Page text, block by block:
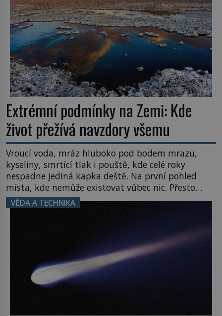
Extrémní podmínky na Zemi: Kde
život přežívá navzdory všemu
Vroucí voda, mráz hluboko pod bodem mrazu,
kyseliny, smrtící tlak i pouště, kde celé roky
nespadne jediná kapka deště. Na první pohled
místa, kde nemůže existovat vůbec nic. Přesto
právě tady vědci objevují organismy, které
posouvají hranice života. Každý nový nález mění
napovídá, kde bychom jednou […]
VĚDA A TECHNIKA